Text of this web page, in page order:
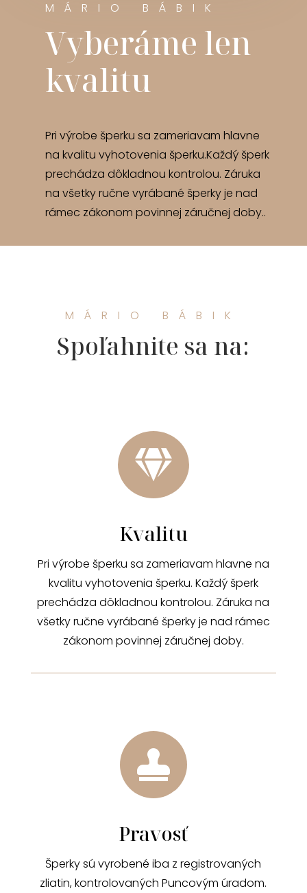
MÁRIO BÁBIK
Vyberáme len
kvalitu
Pri výrobe šperku sa zameriavam hlavne
na kvalitu vyhotovenia šperku.Každý šperk
prechádza dôkladnou kontrolou. Záruka
na všetky ručne vyrábané šperky je nad
rámec zákonom povinnej záručnej doby..
MÁRIO BÁBIK
Spoľahnite sa na:

Kvalitu
Pri výrobe šperku sa zameriavam hlavne na
kvalitu vyhotovenia šperku. Každý šperk
prechádza dôkladnou kontrolou. Záruka na
všetky ručne vyrábané šperky je nad rámec
zákonom povinnej záručnej doby.

Pravosť
Šperky sú vyrobené iba z registrovaných
zliatin, kontrolovaných Puncovým úradom.